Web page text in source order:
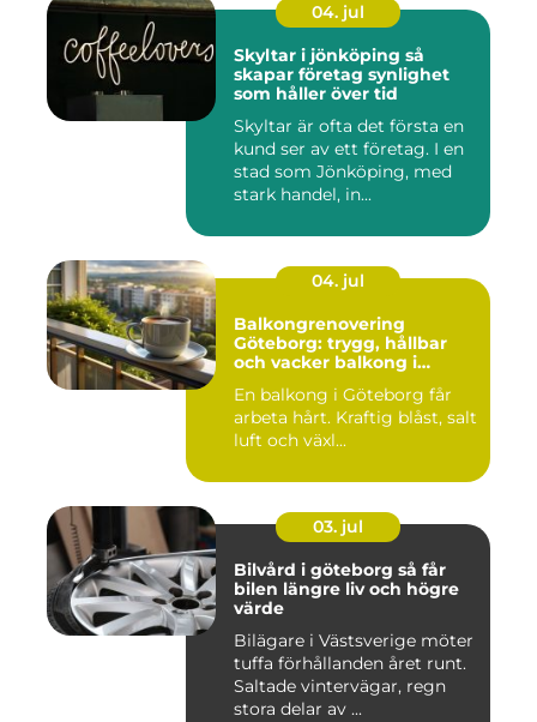
04. jul
Skyltar i jönköping så
skapar företag synlighet
som håller över tid
Skyltar är ofta det första en
kund ser av ett företag. I en
stad som Jönköping, med
stark handel, in...
04. jul
Balkongrenovering
Göteborg: trygg, hållbar
och vacker balkong i
En balkong i Göteborg får
arbeta hårt. Kraftig blåst, salt
luft och växl...
03. jul
Bilvård i göteborg så får
bilen längre liv och högre
värde
Bilägare i Västsverige möter
tuffa förhållanden året runt.
Saltade vintervägar, regn
stora delar av ...